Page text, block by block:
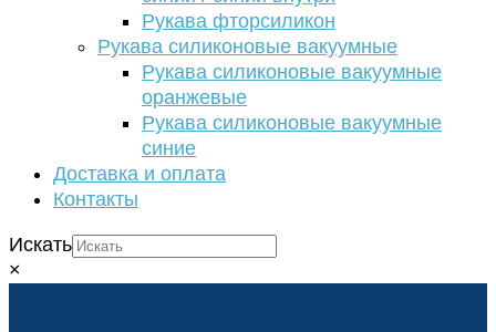
Рукава фторсиликон
Рукава силиконовые вакуумные
Рукава силиконовые вакуумные
оранжевые
Рукава силиконовые вакуумные
синие
Доставка и оплата
Контакты
Искать
×